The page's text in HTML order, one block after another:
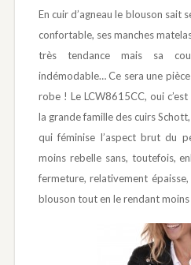
En cuir d’agneau le blouson sait
confortable, ses manches
très tendance mais sa
indémodable… Ce sera une
robe ! Le LCW8615CC, oui
la grande famille des cuirs
qui féminise l’aspect brut du
moins rebelle sans, toutefois,
fermeture, relativement
blouson tout en le rendant moins